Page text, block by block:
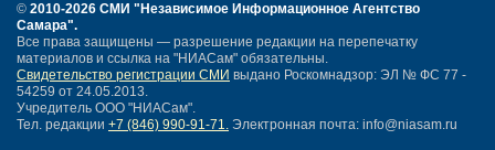
© 2010-2026 СМИ "Независимое Информационное Агентство
Самара".
Все права защищены — разрешение редакции на перепечатку
материалов и ссылка на "НИАСам" обязательны.
Свидетельство регистрации СМИ выдано Роскомнадзор: ЭЛ № ФС 77 -
54259 от 24.05.2013.
Учредитель ООО "НИАСам".
Тел. редакции +7 (846) 990-91-71. Электронная почта: info@niasam.ru